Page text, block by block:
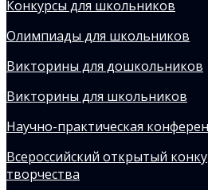
Конкурсы для школьников
Олимпиады для школьников
Викторины для дошкольников
Викторины для школьников
Научно-практическая
Всероссийский открытый
творчества